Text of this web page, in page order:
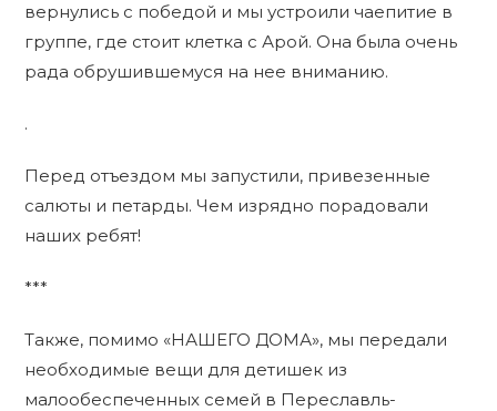
вернулись с победой и мы устроили чаепитие в
группе, где стоит клетка с Арой. Она была очень
рада обрушившемуся на нее вниманию.
.
Перед отъездом мы запустили, привезенные
салюты и петарды. Чем изрядно порадовали
наших ребят!
***
Также, помимо «НАШЕГО ДОМА», мы передали
необходимые вещи для детишек из
малообеспеченных семей в Переславль-